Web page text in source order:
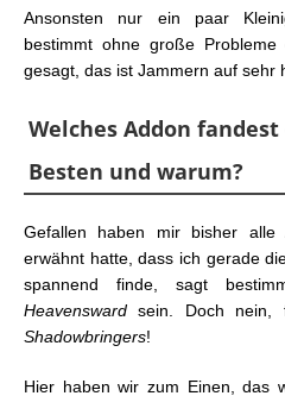
Ansonsten nur ein paar
bestimmt ohne große
gesagt, das ist Jammern auf sehr
Welches Addon
Besten und warum?
Gefallen haben mir bisher
erwähnt hatte, dass ich gerade
spannend finde, sagt
Heavensward sein. Doch nein,
Shadowbringers!
Hier haben wir zum Einen, das